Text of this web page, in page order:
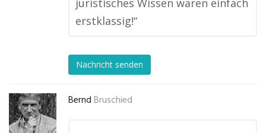
juristisches Wissen waren einfach
erstklassig!“
Nachricht senden
Bernd Bruschied